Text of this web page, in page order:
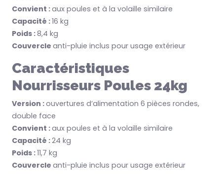
Convient :aux poules et à la volaille similaire
Capacité :16 kg
Poids :8,4 kg
Couvercle anti-pluie inclus pour usage extérieur
Caractéristiques
Nourrisseurs Poules 24kg
Version :ouvertures d’alimentation 6 pièces rondes,
double face
Convient :aux poules et à la volaille similaire
Capacité :24 kg
Poids :11,7 kg
Couvercle anti-pluie inclus pour usage extérieur